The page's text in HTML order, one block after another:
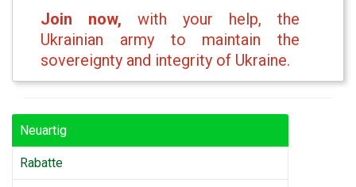
Join now, with your help, the
Ukrainian army to maintain the
sovereignty and integrity of Ukraine.
Neuartig
Rabatte